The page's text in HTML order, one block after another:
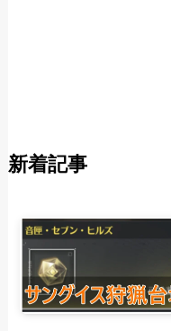
新着記事